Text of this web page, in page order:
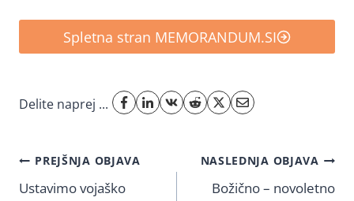
Spletna stran MEMORANDUM.SI
Delite naprej ...
Navigacija
PREJŠNJA OBJAVA
Ustavimo vojaško
NASLEDNJA OBJAVA
Božično – novoletno